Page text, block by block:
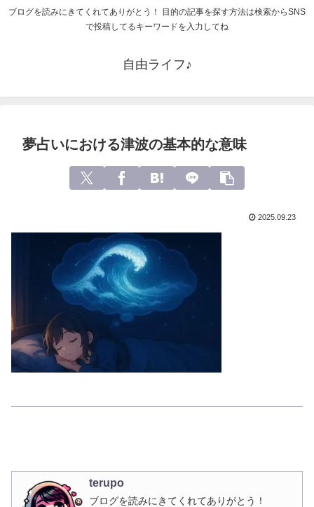
ブログを読みにきてくれてありがとう！ 目的の記事を探す方法は検索からSNS
で投稿してるキーワードを入力してね
自由ライフ♪
夢占いにおける津波の基本的な意味
2025.09.23
terupo
ブログを読みにきてくれてありがとう！